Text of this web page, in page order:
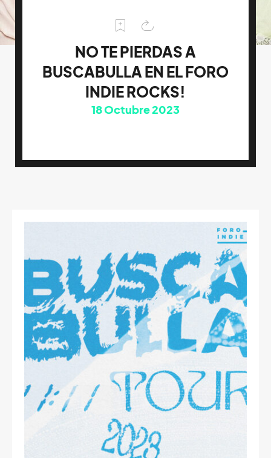
NO TE PIERDAS A
BUSCABULLA EN EL FORO
INDIE ROCKS!
18Octubre 2023